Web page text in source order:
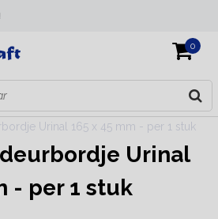
0
Urinal 165 x 45 mm - per 1 stuk
Urinal
- per 1 stuk